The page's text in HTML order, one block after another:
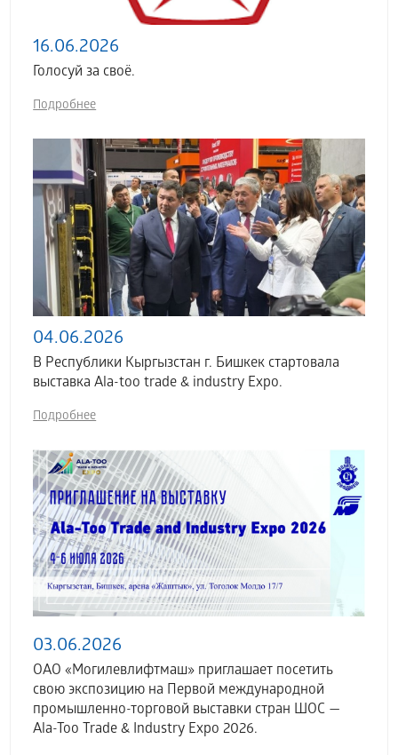
16.06.2026
Голосуй за своё.
Подробнее
04.06.2026
В Республики Кыргызстан г. Бишкек стартовала
выставка Аla-too trade & industry Expo.
Подробнее
03.06.2026
ОАО «Могилевлифтмаш» приглашает посетить
свою экспозицию на Первой международной
промышленно-торговой выставки стран ШОС —
Ala-Too Trade & Industry Expo 2026.